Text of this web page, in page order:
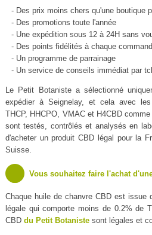
- Des prix moins chers qu'une boutique
- Des promotions toute l'année
- Une expédition sous 12 à 24H sans
- Des points fidélités à chaque
- Un programme de parrainage
- Un service de conseils immédiat par
Le Petit Botaniste a sélectionné
expédier à Seignelay, et cela avec
THCP, HHCPO, VMAC et H4CBD
sont testés, contrôlés et analysés en
d'acheter un produit CBD légal pour la
Suisse.
Vous souhaitez faire l'achat
Chaque huile de chanvre CBD est issue
légale qui comporte moins de 0.2% de
CBD du Petit Botanistesont légales et